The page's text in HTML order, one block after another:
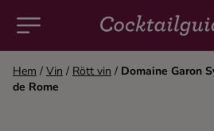
COCKTAILS & DRINKAR
Hem / Vin / Rött vin / Domaine Garon
de Rome